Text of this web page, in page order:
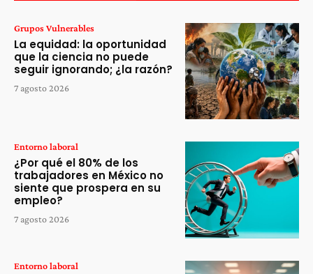
Grupos Vulnerables
La equidad: la oportunidad
que la ciencia no puede
seguir ignorando; ¿la razón?
7 agosto 2026
Entorno laboral
¿Por qué el 80% de los
trabajadores en México no
siente que prospera en su
empleo?
7 agosto 2026
Entorno laboral